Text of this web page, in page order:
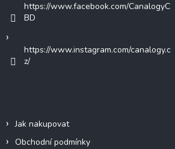
https://www.facebook.com/CanalogyC
BD
https://www.instagram.com/canalogy.c
z/
Jak nakupovat
Obchodní podmínky